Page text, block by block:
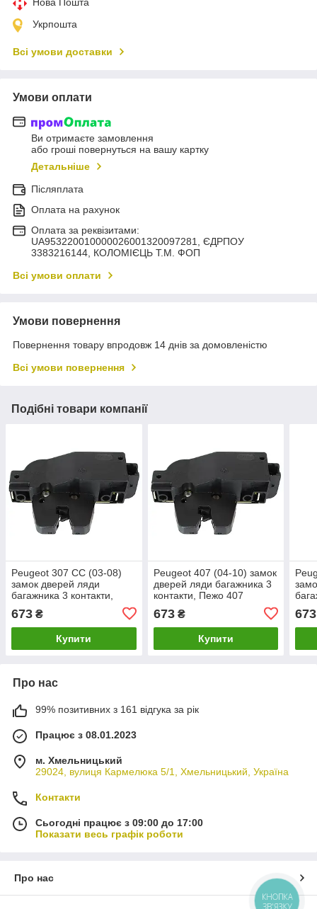
Укрпошта
Всі умови доставки
Умови оплати
Ви отримаєте замовлення
або гроші повернуться на вашу картку
Детальніше
Післяплата
Оплата на рахунок
Оплата за реквізитами:
UA953220010000026001320097281, ЄДРПОУ
3383216144, КОЛОМIЄЦЬ Т.М. ФОП
Всі умови оплати
Умови повернення
Повернення товару впродовж 14 днів за домовленістю
Всі умови повернення
Подібні товари компанії
Peugeot 307 CC (03-08)
замок дверей ляди
багажника 3 контакти,
673 ₴
Купити
Peugeot 407 (04-10) замок
дверей ляди багажника 3
контакти, Пежо 407
673₴
Купити
673
Про нас
99% позитивних з 161 відгука за рік
Працює з 08.01.2023
м. Хмельницький
29024, вулиця Кармелюка 5/1, Хмельницький, Україна
Контакти
Сьогодні працює з 09:00 до 17:00
Показати весь графік роботи
Про нас
КНОПКА
ЗВ'ЯЗКУ